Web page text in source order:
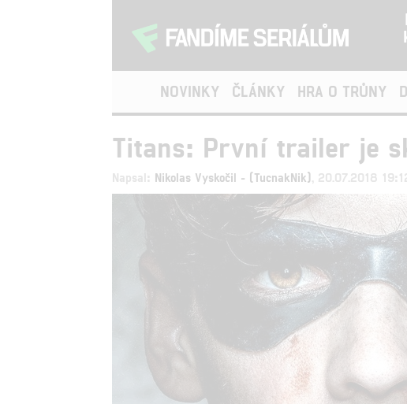
NOVINKY ČLÁNKY HRA O TRŮNY
Titans: První trailer je
Napsal: Nikolas Vyskočil - (TucnakNik) , 20.07.2018